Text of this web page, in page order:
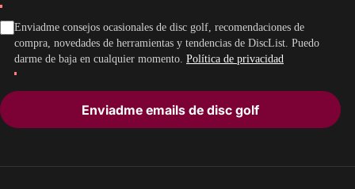
Enviadme consejos ocasionales de disc golf, recomendaciones de
compra, novedades de herramientas y tendencias de DiscList. Puedo
darme de baja en cualquier momento. Política de privacidad
Enviadme emails de disc golf